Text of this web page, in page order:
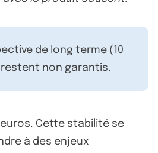
de long terme (10
non garantis.
Cette stabilité se
à des enjeux